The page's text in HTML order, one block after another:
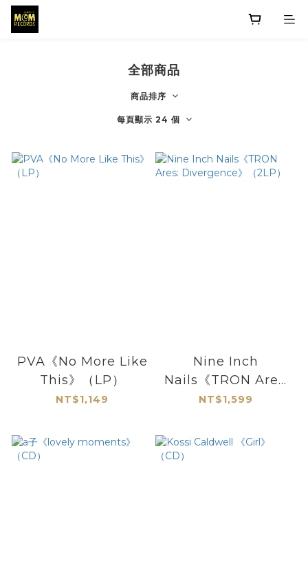
全部商品
商品排序
每頁顯示 24 個
PVA《No More Like
This》（LP）
NT$1,149
Nine Inch
Nails《TRON Ares:
Divergence》
NT$1,599